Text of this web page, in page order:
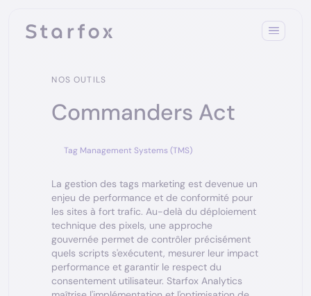
NOS OUTILS
Commanders Act
Tag Management Systems (TMS)
La gestion des tags marketing est devenue un
enjeu de performance et de conformité pour
les sites à fort trafic. Au-delà du déploiement
technique des pixels, une approche
gouvernée permet de contrôler précisément
quels scripts s'exécutent, mesurer leur impact
performance et garantir le respect du
consentement utilisateur. Starfox Analytics